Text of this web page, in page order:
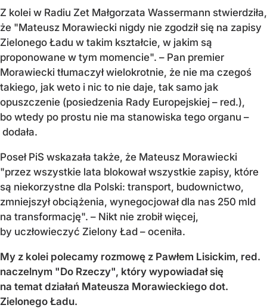
Z kolei w Radiu Zet Małgorzata Wassermann stwierdziła,
że "Mateusz Morawiecki nigdy nie zgodził się na zapisy
Zielonego Ładu w takim kształcie, w jakim są
proponowane w tym momencie". – Pan premier
Morawiecki tłumaczył wielokrotnie, że nie ma czegoś
takiego, jak weto i nic to nie daje, tak samo jak
opuszczenie (posiedzenia Rady Europejskiej – red.),
bo wtedy po prostu nie ma stanowiska tego organu –
dodała.
Poseł PiS wskazała także, że Mateusz Morawiecki
"przez wszystkie lata blokował wszystkie zapisy, które
są niekorzystne dla Polski: transport, budownictwo,
zmniejszył obciążenia, wynegocjował dla nas 250 mld
na transformację". – Nikt nie zrobił więcej,
by uczłowieczyć Zielony Ład – oceniła.
My z kolei polecamy rozmowę z Pawłem Lisickim, red.
naczelnym "Do Rzeczy", który wypowiadał się
na temat działań Mateusza Morawieckiego dot.
Zielonego Ładu.